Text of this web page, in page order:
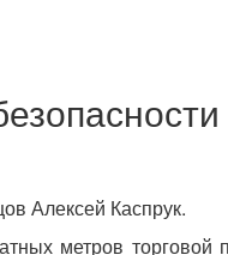
Алексей Каспрук.
метров